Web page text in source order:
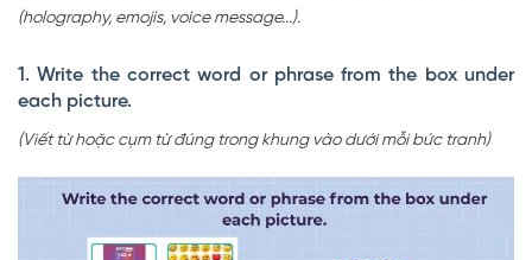
(holography, emojis, voice message...).
1. Write the correct word or phrase from the box under
each picture.
(Viết từ hoặc cụm từ đúng trong khung vào dưới mỗi bức tranh)